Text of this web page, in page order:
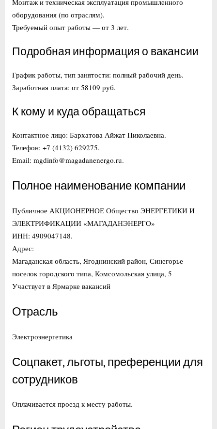
оборудования (по отраслям).
Требуемый опыт работы — от 3 лет.
Подробная информация о вакансии
График работы, тип занятости: полный рабочий день.
Заработная плата: от 58109 руб.
К кому и куда обращаться
Контактное лицо: Бархатова Айжат Николаевна.
Телефон: +7 (4132) 629275.
Email: mgdinfo@magadanenergo.ru.
Полное наименование компании
Публичное АКЦИОНЕРНОЕ Общество ЭНЕРГЕТИКИ И
ЭЛЕКТРИФИКАЦИИ «МАГАДАНЭНЕРГО»
ИНН: 4909047148.
Адрес:
Магаданская область, Ягоднинский район, Синегорье
поселок городского типа, Комсомольская улица, 5
Участвует в Ярмарке вакансий
Отрасль
Электроэнергетика
Соцпакет, льготы, преференции для
сотрудников
Оплачивается проезд к месту работы.